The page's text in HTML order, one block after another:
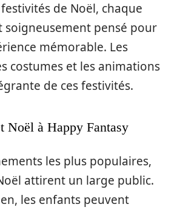
de Noël, chaque
soigneusement pensé pour
mémorable. Les
costumes et les animations
de ces festivités.
Noël à Happy Fantasy
les plus populaires,
attirent un large public.
les enfants peuvent